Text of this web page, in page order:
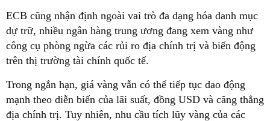
ECB cũng nhận định ngoài vai trò đa dạng hóa danh mục
dự trữ, nhiều ngân hàng trung ương đang xem vàng như
công cụ phòng ngừa các rủi ro địa chính trị và biến động
trên thị trường tài chính quốc tế.
Trong ngắn hạn, giá vàng vẫn có thể tiếp tục dao động
mạnh theo diễn biến của lãi suất, đồng USD và căng thẳng
địa chính trị. Tuy nhiên, nhu cầu tích lũy vàng của các